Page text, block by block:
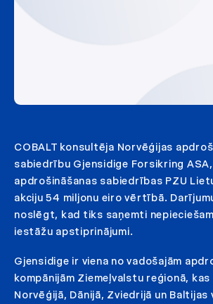
COBALT konsultēja Norvēģijas
sabiedrību Gjensidige Forsikring
apdrošināšanas sabiedrības PZU
akciju 54 miljonu eiro vērtībā.
noslēgt, kad tiks saņemti
iestāžu apstiprinājumi.
Gjensidige ir viena no vadošajām
kompānijām Ziemeļvalstu reģionā,
Norvēģijā, Dānijā, Zviedrijā un Baltijas